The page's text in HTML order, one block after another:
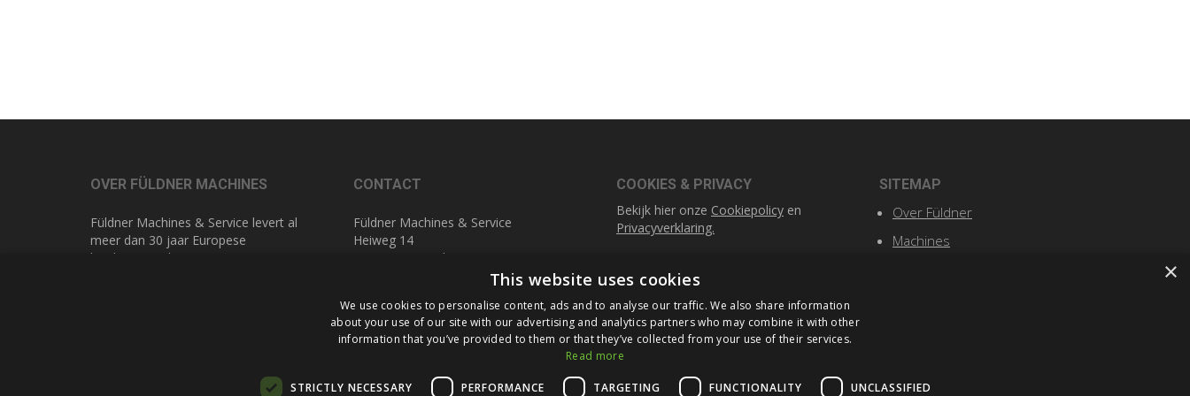
OVER FÜLDNER MACHINES
Füldner Machines & Service levert al
meer dan 30 jaar Europese
kwaliteitsmachines voor
CONTACT
Füldner Machines & Service
Heiweg 14
NL 6161 DA Geleen
+31 (0)45 521 77 57
Einfo@fuldner.nl
COOKIES & PRIVACY
Bekijk hier onze Cookiepolicy en
Privacyverklaring.
SITEMAP
Over Füldner
Machines
×
This website uses cookies
We use cookies to personalise content, ads and to analyse our traffic. We also share information
about your use of our site with our advertising and analytics partners who may combine it with other
information that you’ve provided to them or that they’ve collected from your use of their services.
Read more
STRICTLY NECESSARY PERFORMANCE TARGETING FUNCTIONALITY UNCLASSIFIED